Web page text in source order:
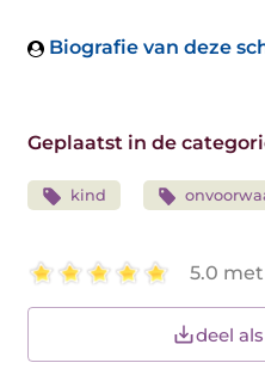
Biografie van deze
Geplaatst in de
kind
5.0
deel